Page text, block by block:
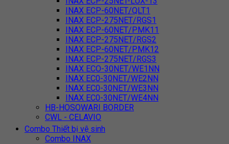
INAX ECP-60NET/QLT1
INAX ECP-275NET/RGS1
INAX ECP-60NET/PMK11
INAX ECP-275NET/RGS2
INAX ECP-60NET/PMK12
INAX ECP-275NET/RGS3
INAX ECO-30NET/WE1NN
INAX EC0-30NET/WE2NN
INAX EC0-30NET/WE3NN
INAX EC0-30NET/WE4NN
HB-HOSOWARI BORDER
CWL - CELAVIO
Combo Thiết bị vệ sinh
Combo INAX